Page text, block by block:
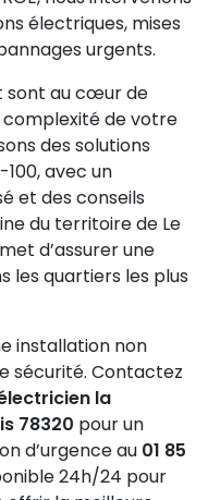
électriques, mises
urgents.
sont au cœur de
complexité de votre
des solutions
avec un
et des conseils
du territoire de Le
d’assurer une
les quartiers les plus
installation non
Contactez
la
78320 pour un
d’urgence au 01 85
24h/24 pour